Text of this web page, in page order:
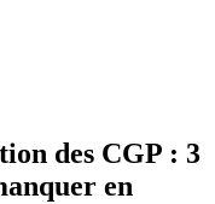
des CGP : 3
en